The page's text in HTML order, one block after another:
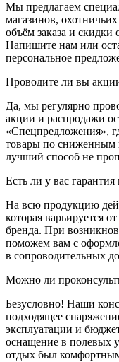
Мы предлагаем
магазинов,
объём заказа и
Напишите нам или
персональное
Проводите ли вы
Да, мы регулярно
акции и распродажи
«Спецпредложения»,
товары по сниженным
лучший способ не
Есть ли у вас
На всю продукцию
которая варьируется
бренда. При
поможем вам с
в сопроводительных
Можно ли
Безусловно! Наши
подходящее
эксплуатации и
оснащение в полевых
отдых был